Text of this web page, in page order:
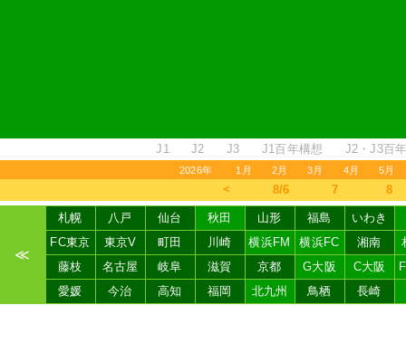
J1 J2 J3 J1百年構想 J2・J3百
2026年 1月 2月 3月 4月 5月
＜ 8/6 7 8
≪
札幌 八戸 仙台 秋田 山形 福島
いわき
FC東京
東京V 町田 川崎 横浜FM 横浜FC 湘南
藤枝
名古屋 岐阜 滋賀 京都 G大阪 C大阪
愛媛
今治 高知 福岡 北九州 鳥栖 長崎